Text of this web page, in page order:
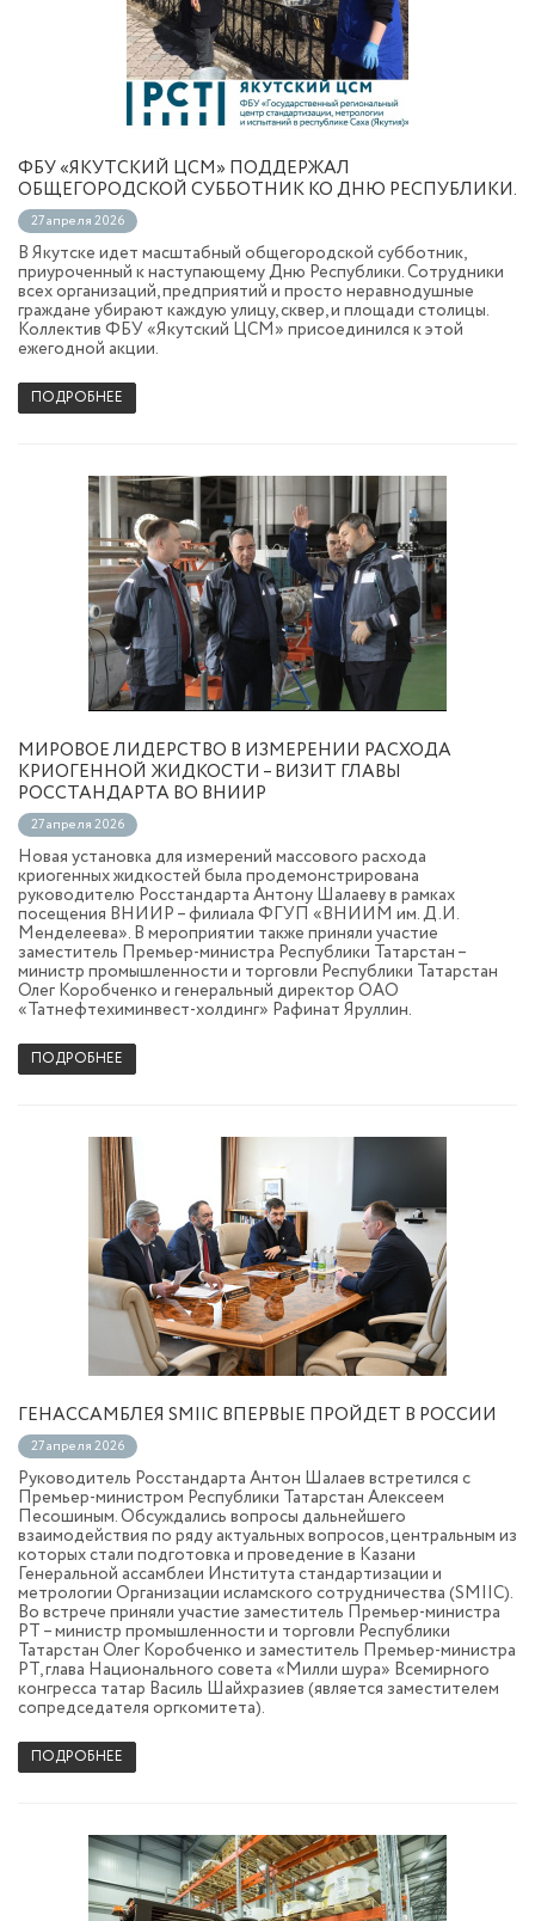
ФБУ «ЯКУТСКИЙ ЦСМ» ПОДДЕРЖАЛ
ОБЩЕГОРОДСКОЙ СУББОТНИК КО ДНЮ РЕСПУБЛИКИ.
27 апреля 2026
В Якутске идет масштабный общегородской субботник,
приуроченный к наступающему Дню Республики. Сотрудники
всех организаций, предприятий и просто неравнодушные
граждане убирают каждую улицу, сквер, и площади столицы.
Коллектив ФБУ «Якутский ЦСМ» присоединился к этой
ежегодной акции.
ПОДРОБНЕЕ
МИРОВОЕ ЛИДЕРСТВО В ИЗМЕРЕНИИ РАСХОДА
КРИОГЕННОЙ ЖИДКОСТИ – ВИЗИТ ГЛАВЫ
РОССТАНДАРТА ВО ВНИИР
27 апреля 2026
Новая установка для измерений массового расхода
криогенных жидкостей была продемонстрирована
руководителю Росстандарта Антону Шалаеву в рамках
посещения ВНИИР – филиала ФГУП «ВНИИМ им. Д.И.
Менделеева». В мероприятии также приняли участие
заместитель Премьер-министра Республики Татарстан –
министр промышленности и торговли Республики Татарстан
Олег Коробченко и генеральный директор ОАО
«Татнефтехиминвест-холдинг» Рафинат Яруллин.
ПОДРОБНЕЕ
ГЕНАССАМБЛЕЯ SMIIC ВПЕРВЫЕ ПРОЙДЕТ В РОССИИ
27 апреля 2026
Руководитель Росстандарта Антон Шалаев встретился с
Премьер-министром Республики Татарстан Алексеем
Песошиным. Обсуждались вопросы дальнейшего
взаимодействия по ряду актуальных вопросов, центральным из
которых стали подготовка и проведение в Казани
Генеральной ассамблеи Института стандартизации и
метрологии Организации исламского сотрудничества (SMIIC).
Во встрече приняли участие заместитель Премьер-министра
РТ – министр промышленности и торговли Республики
Татарстан Олег Коробченко и заместитель Премьер-министра
РТ, глава Национального совета «Милли шура» Всемирного
конгресса татар Василь Шайхразиев (является заместителем
сопредседателя оргкомитета).
ПОДРОБНЕЕ